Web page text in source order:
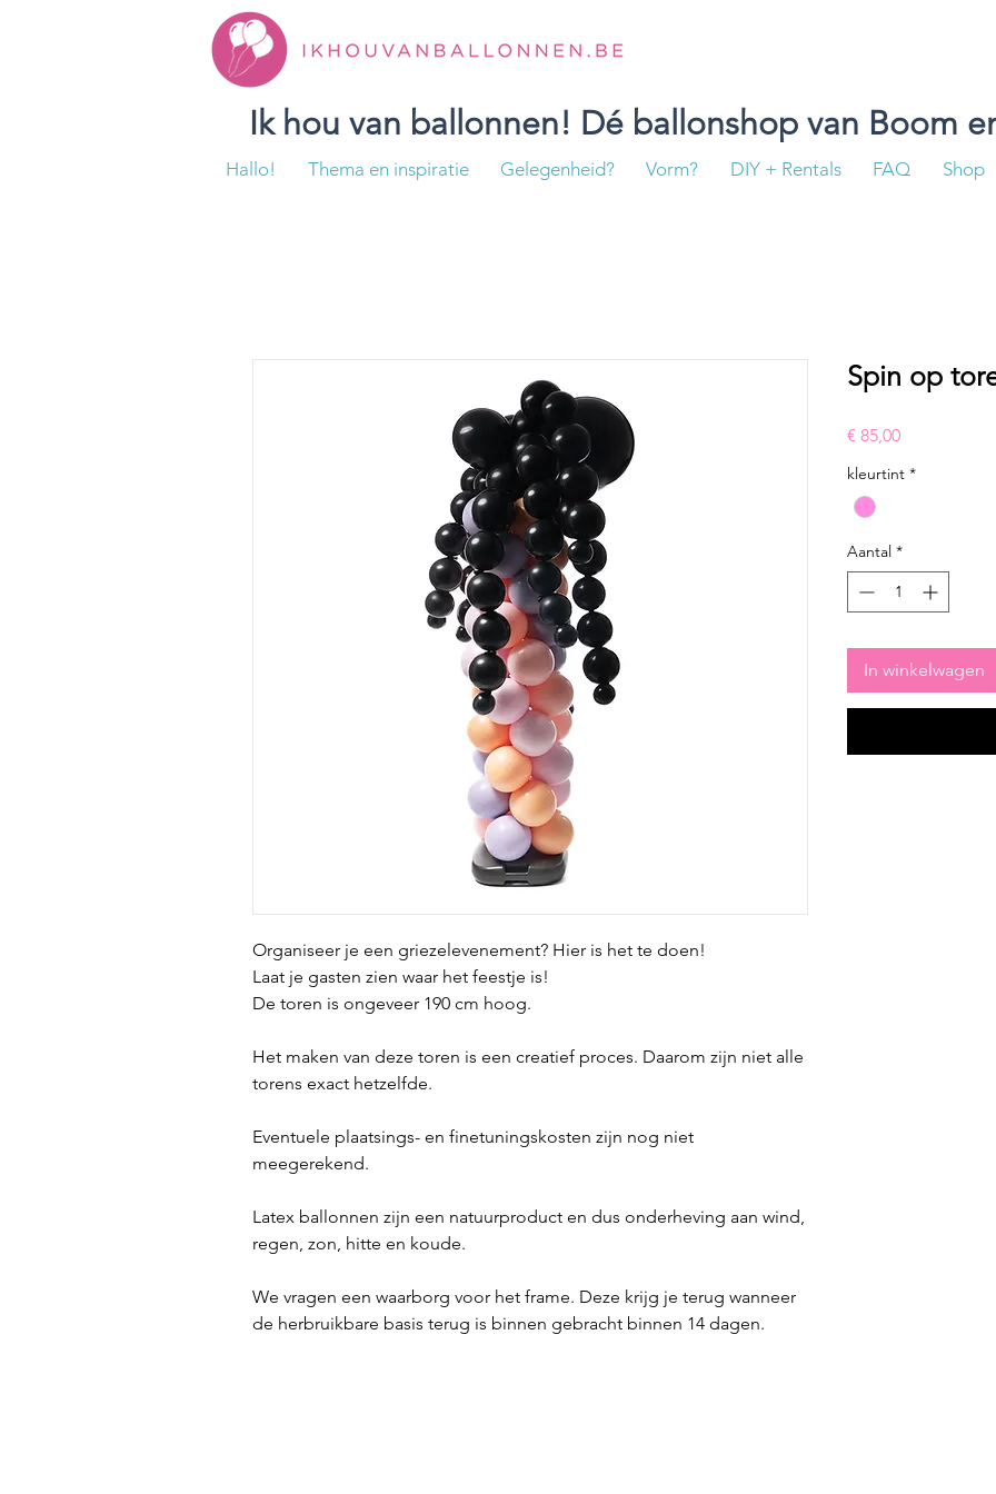
Ik hou van ballonnen! Dé ballonshop van Boom
Hallo! Thema en inspiratie Gelegenheid? Vorm? DIY + Rentals FAQ Shop
Organiseer je een griezelevenement? Hier is het te doen!
Laat je gasten zien waar het feestje is!
De toren is ongeveer 190 cm hoog.
Het maken van deze toren is een creatief proces. Daarom zijn niet alle
torens exact hetzelfde.
Eventuele plaatsings- en finetuningskosten zijn nog niet
meegerekend.
Latex ballonnen zijn een natuurproduct en dus onderheving aan wind,
regen, zon, hitte en koude.
We vragen een waarborg voor het frame. Deze krijg je terug wanneer
de herbruikbare basis terug is binnen gebracht binnen 14 dagen.
Spin op
€ 85,00Prijs
kleurtint *
Aantal *
In winkelwagen